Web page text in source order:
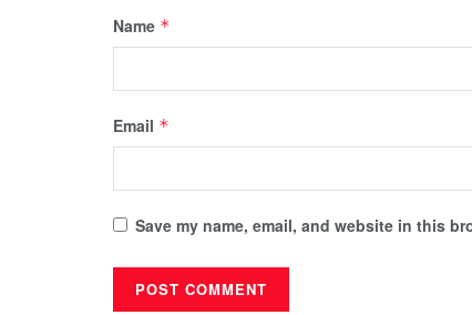
Name *
Email *
Save my name, email, and website in this